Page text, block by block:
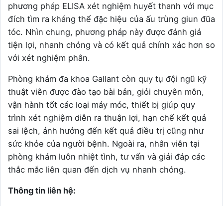
phương pháp ELISA xét nghiệm huyết thanh với mục
đích tìm ra kháng thể đặc hiệu của ấu trùng giun đũa
tóc. Nhìn chung, phương pháp này được đánh giá
tiện lợi, nhanh chóng và có kết quả chính xác hơn so
với xét nghiệm phân.
Phòng khám đa khoa Gallant còn quy tụ đội ngũ kỹ
thuật viên được đào tạo bài bản, giỏi chuyên môn,
vận hành tốt các loại máy móc, thiết bị giúp quy
trình xét nghiệm diễn ra thuận lợi, hạn chế kết quả
sai lệch, ảnh hưởng đến kết quả điều trị cũng như
sức khỏe của người bệnh. Ngoài ra, nhân viên tại
phòng khám luôn nhiệt tình, tư vấn và giải đáp các
thắc mắc liên quan đến dịch vụ nhanh chóng.
Thông tin liên hệ: